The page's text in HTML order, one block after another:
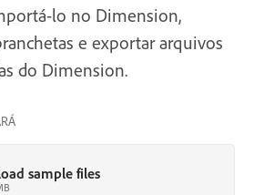
lo no Dimension,
e exportar arquivos
do Dimension.
sample files